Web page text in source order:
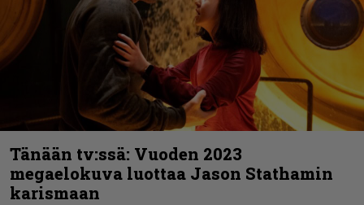
Tänään tv:ssä: Vuoden 2023
megaelokuva luottaa Jason Stathamin
karismaan